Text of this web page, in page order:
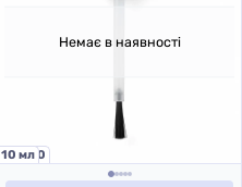
Немає в наявності
18/410
10 мл